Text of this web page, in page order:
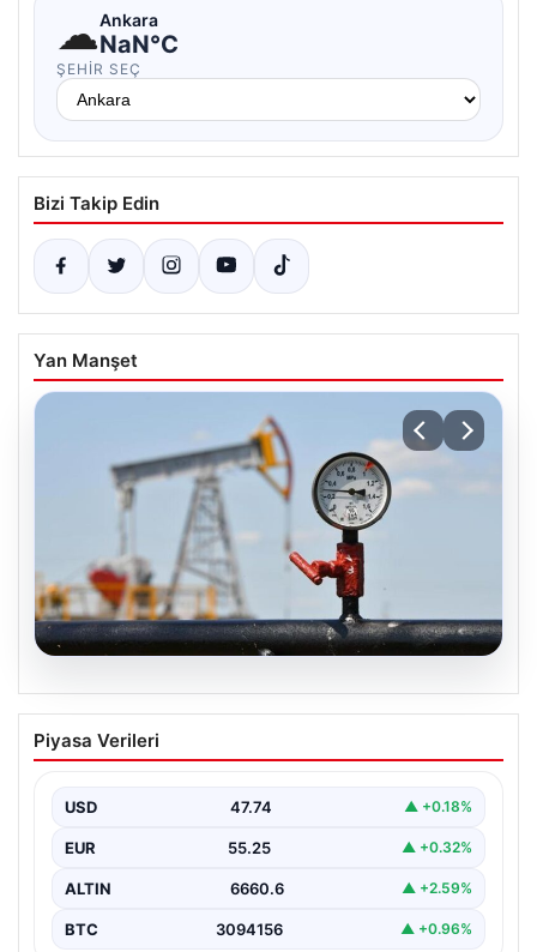
☁Ankara
NaN°C
ŞEHIR SEÇ
Bizi Takip Edin
Yan Manşet
Petrol fiyatları 25 Mayıs: Petrol fiyatları
düştü mü, ne kadar oldu? Brent petrol
Piyasa Verileri
USD 47.74 ▲ +0.18%
EUR 55.25 ▲ +0.32%
ALTIN 6660.6 ▲ +2.59%
BTC 3094156 ▲ +0.96%